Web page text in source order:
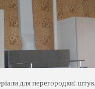
для перегородки: